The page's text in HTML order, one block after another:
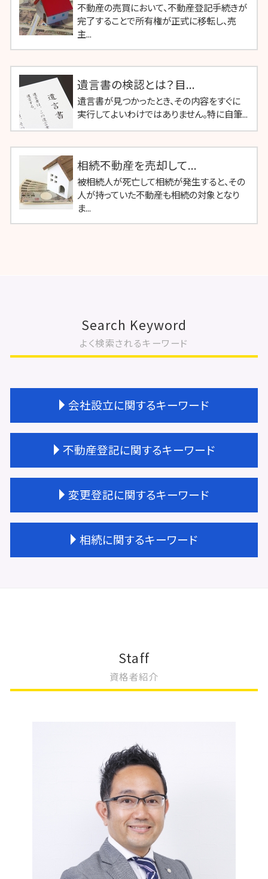
不動産の売買において、不動産登記手続きが
完了することで所有権が正式に移転し、売
主...
遺言書の検認とは？目...
遺言書が見つかったとき、その内容をすぐに
実行してよいわけではありません。特に自筆...
相続不動産を売却して...
被相続人が死亡して相続が発生すると、その
人が持っていた不動産も相続の対象となり
ま...
Search Keyword
よく検索されるキーワード
会社設立に関するキーワード
会社設立 登記
会社設立 登記簿謄本
会社設立 登記 自分で
会社設立 助成金
会社設立 相続税対策
会社設立費用 合同会社
会社設立 経理業務
会社設立 登記 期間
不動産登記に関するキーワード
不動産登記費用 相続
不動産登記 権利書
不動産登記
不動産 贈与 手続き
不動産登記 売買契約書
不動産登記 権利者
不動産登記 贈与 必要書類
不動産登記 売買
変更登記に関するキーワード
変更登記 地積
建物 変更登記 費用
一般社団法人 変更登記 費用
建物 表題 変更登記 一部取壊し
根抵当権 変更登記 費用
抵当権 変更登記 費用
法人登記 変更 必要書類
法人登記 住所変更 費用
抵当権 相続 変更登記
不動産 変更登記 相続
相続に関するキーワード
相続放棄 必要書類
相続 不動産取得税
相続 名義変更 書類
相続放棄 兄弟
相続 遺言 遺留分
相続 やり方
Staff
資格者紹介